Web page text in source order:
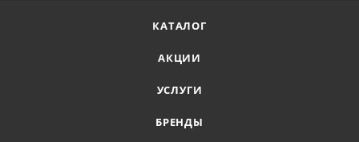
КАТАЛОГ
АКЦИИ
УСЛУГИ
БРЕНДЫ